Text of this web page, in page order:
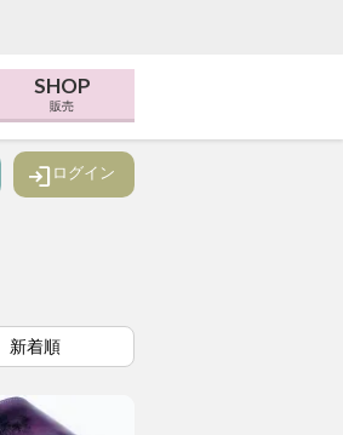
SHOP
販売
login ログイン